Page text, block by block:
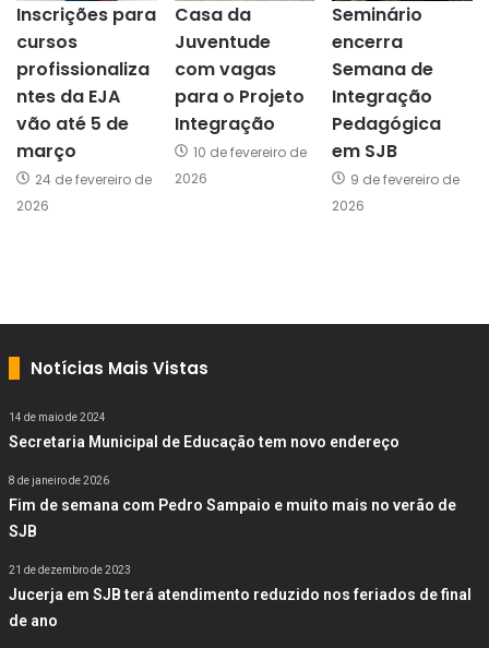
Inscrições para
cursos
profissionaliza
ntes da EJA
vão até 5 de
março
24 de fevereiro de
2026
Casa da
Juventude
com vagas
para o Projeto
Integração
10 de fevereiro de
2026
Seminário
encerra
Semana de
Integração
Pedagógica
em SJB
9 de fevereiro de
2026
Notícias Mais Vistas
14 de maio de 2024
Secretaria Municipal de Educação tem novo endereço
8 de janeiro de 2026
Fim de semana com Pedro Sampaio e muito mais no verão de
SJB
21 de dezembro de 2023
Jucerja em SJB terá atendimento reduzido nos feriados de final
de ano